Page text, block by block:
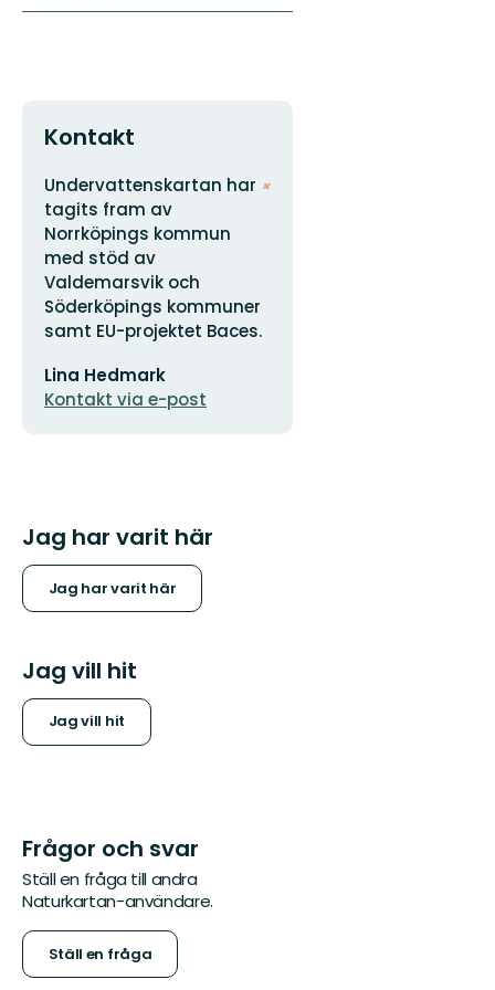
Kontakt
Adress
Undervattenskartan har
tagits fram av
Norrköpings kommun
med stöd av
Valdemarsvik och
Söderköpings kommuner
samt EU-projektet Baces.
postadress
Lina Hedmark
Kontakt via e-post
Organisationens
Jag har varit här
Jag har varit här
Jag vill hit
Jag vill hit
Frågor och svar
Ställ en fråga till andra
Naturkartan-användare.
Ställ en fråga